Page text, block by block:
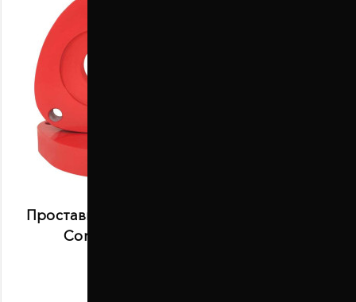
Проставки передней стойки 30 мм Lincoln
Corsair J2 2019- (1055-15-010/30)